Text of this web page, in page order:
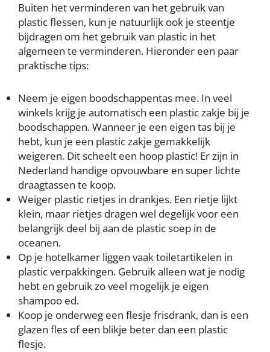
Buiten het verminderen van het gebruik van
plastic flessen, kun je natuurlijk ook je steentje
bijdragen om het gebruik van plastic in het
algemeen te verminderen. Hieronder een paar
praktische tips:
Neem je eigen boodschappentas mee. In veel
winkels krijg je automatisch een plastic zakje bij je
boodschappen. Wanneer je een eigen tas bij je
hebt, kun je een plastic zakje gemakkelijk
weigeren. Dit scheelt een hoop plastic! Er zijn in
Nederland handige opvouwbare en super lichte
draagtassen te koop.
Weiger plastic rietjes in drankjes. Een rietje lijkt
klein, maar rietjes dragen wel degelijk voor een
belangrijk deel bij aan de plastic soep in de
oceanen.
Op je hotelkamer liggen vaak toiletartikelen in
plastic verpakkingen. Gebruik alleen wat je nodig
hebt en gebruik zo veel mogelijk je eigen
shampoo ed.
Koop je onderweg een flesje frisdrank, dan is een
glazen fles of een blikje beter dan een plastic
flesje.